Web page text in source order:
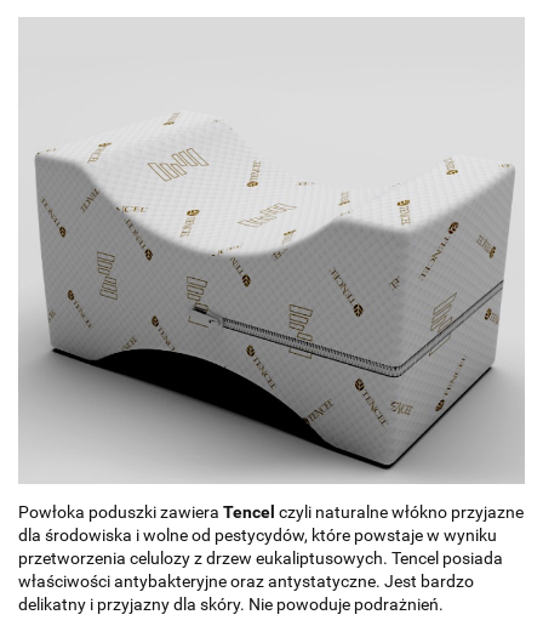
Powłoka poduszki zawiera Tencel czyli naturalne włókno przyjazne
dla środowiska i wolne od pestycydów, które powstaje w wyniku
przetworzenia celulozy z drzew eukaliptusowych. Tencel posiada
właściwości antybakteryjne oraz antystatyczne. Jest bardzo
delikatny i przyjazny dla skóry. Nie powoduje podrażnień.